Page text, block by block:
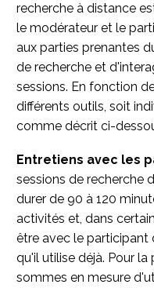
recherche à distance
le modérateur et le
aux parties prenantes
de recherche et
sessions. En fonction
différents outils, soit
comme décrit ci-
Entretiens avec les
sessions de recherche
durer de 90 à 120
activités et, dans
être avec le
qu'il utilise déjà. Pour
sommes en mesure